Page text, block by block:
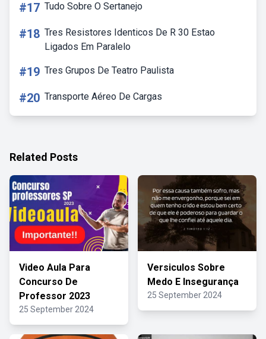
#17 Tudo Sobre O Sertanejo
#18 Tres Resistores Identicos De R 30 Estao
Ligados Em Paralelo
#19 Tres Grupos De Teatro Paulista
#20 Transporte Aéreo De Cargas
Related Posts
Video Aula Para
Concurso De
Professor 2023
25 September 2024
Versiculos Sobre
Medo E Insegurança
25 September 2024